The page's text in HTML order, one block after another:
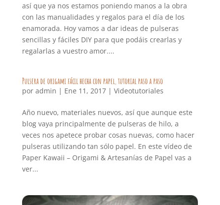
así que ya nos estamos poniendo manos a la obra
con las manualidades y regalos para el día de los
enamorada. Hoy vamos a dar ideas de pulseras
sencillas y fáciles DIY para que podáis crearlas y
regalarlas a vuestro amor....
Pulsera de origami fácil hecha con papel, tutorial paso a paso
por admin | Ene 11, 2017| Videotutoriales
Año nuevo, materiales nuevos, así que aunque este
blog vaya principalmente de pulseras de hilo, a
veces nos apetece probar cosas nuevas, como hacer
pulseras utilizando tan sólo papel. En este vídeo de
Paper Kawaii – Origami & Artesanías de Papel vas a
ver...